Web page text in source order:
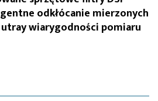
odkłócanie mierzonych
wiarygodności pomiaru